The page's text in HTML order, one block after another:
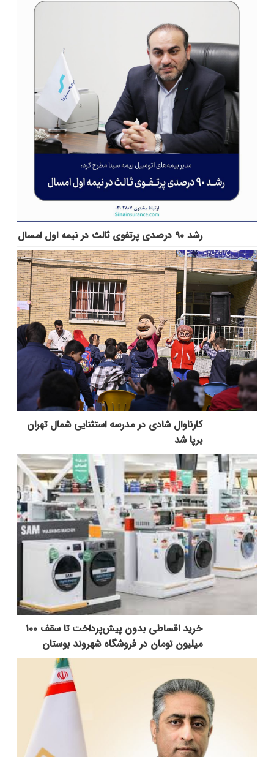
رشد ۹۰ درصدی پرتفوی ثالث در نیمه اول امسال
کارناوال شادی در مدرسه استثنایی شمال تهران
برپا شد
خرید اقساطی بدون پیش‌پرداخت تا سقف ۱۰۰
میلیون تومان در فروشگاه شهروند بوستان